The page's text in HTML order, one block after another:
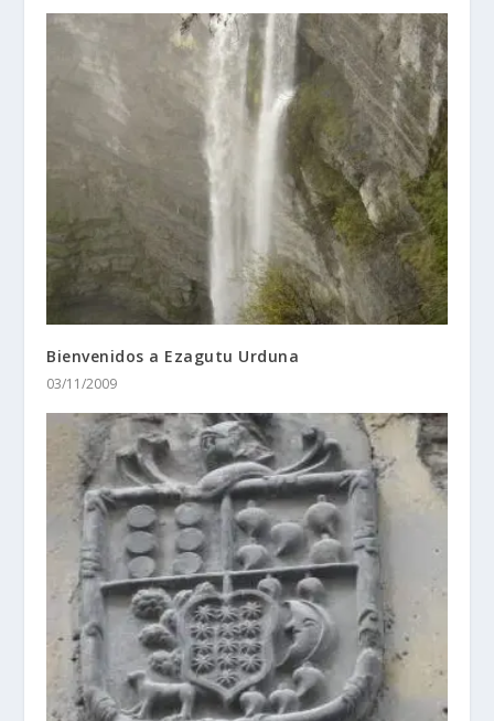
Bienvenidos a Ezagutu Urduna
03/11/2009